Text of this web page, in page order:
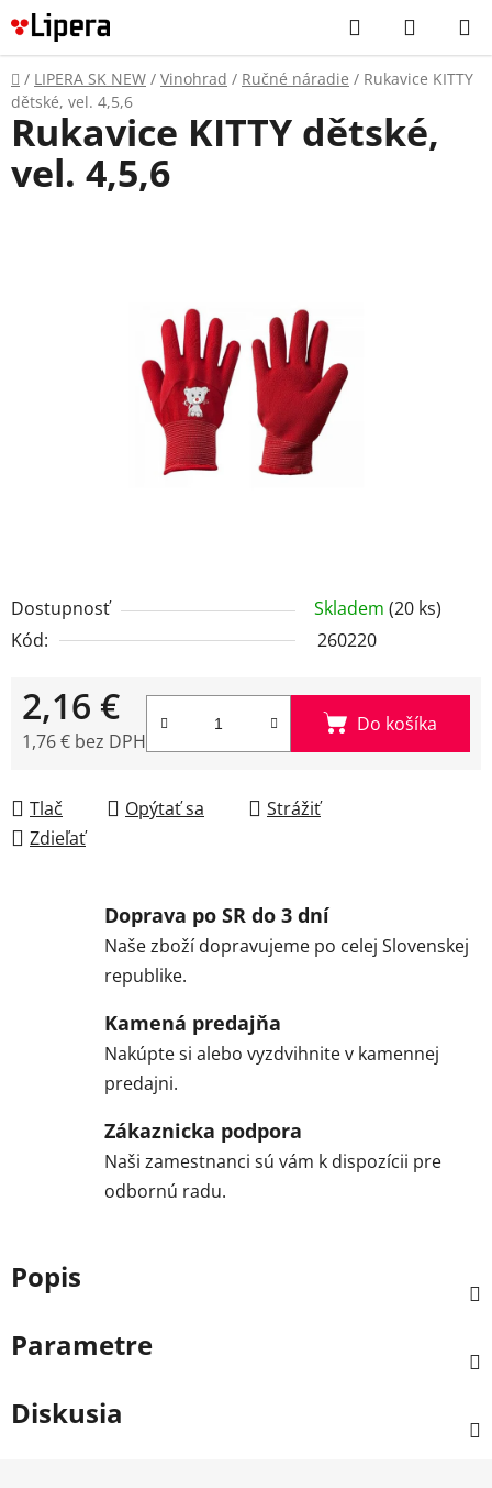
Prejsť
na
obsah
Hľadať
KOŠÍK
Domov
/ LIPERA SK NEW / Vinohrad / Ručné náradie / Rukavice KITTY
dětské, vel. 4,5,6
Dostupnosť Skladem (20 ks)
Kód:
260220
2,16 €
1,76 € bez DPH
Do košíka
Tlač Opýtať sa
Strážiť
Zdieľať
Rukavice KITTY dětské,
vel. 4,5,6
Doprava po SR do 3 dní
Naše zboží dopravujeme po celej Slovenskej
republike.
Kamená predajňa
Nakúpte si alebo vyzdvihnite v kamennej
predajni.
Zákaznicka podpora
Naši zamestnanci sú vám k dispozícii pre
odbornú radu.
Popis
Parametre
Diskusia